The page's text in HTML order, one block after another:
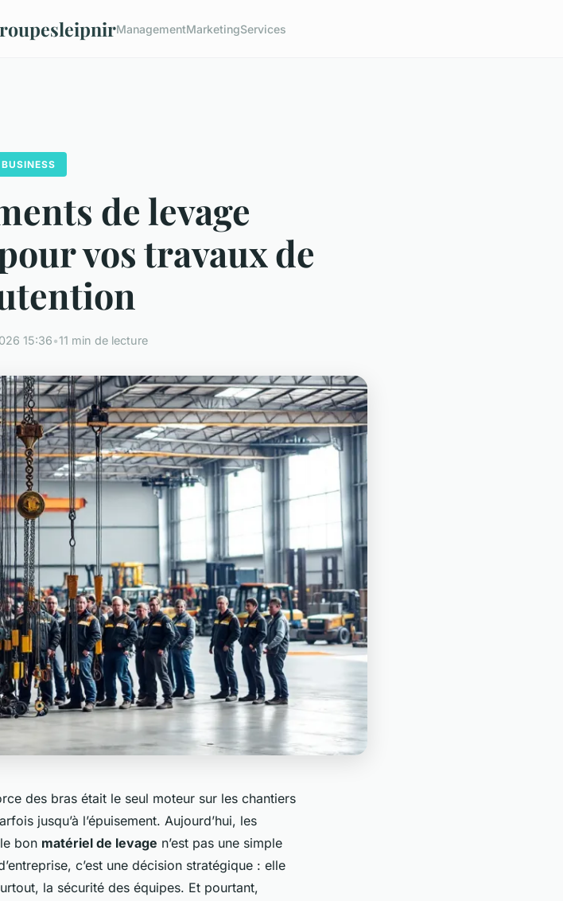
ManagementMarketingServices
BUSINESS
de levage
vos travaux de
15:36•11 min de lecture
des bras était le seul moteur sur les chantiers
jusqu’à l’épuisement. Aujourd’hui, les
bon matériel de levage n’est pas une simple
c’est une décision stratégique : elle
la sécurité des équipes. Et pourtant,